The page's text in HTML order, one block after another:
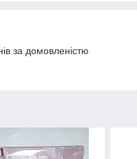
за домовленістю